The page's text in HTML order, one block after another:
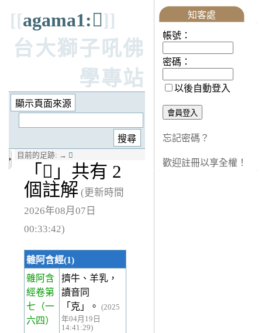
[[agama1:𤛓]]
台大獅子吼佛
學專站
目前的足跡: → 𤛓
「 𤛓 」共有 2
個註解 (更新時間
2026年08月07日
00:33:42)
雜阿含經(1)
雜阿含
經卷第
七 （一
六四）
擠牛、羊乳，
讀音同
「克」。
(2025
年04月19日
14:41:29)
知客處
帳號：
密碼：
以後自動登入
忘記密碼？
歡迎註冊以享全權！